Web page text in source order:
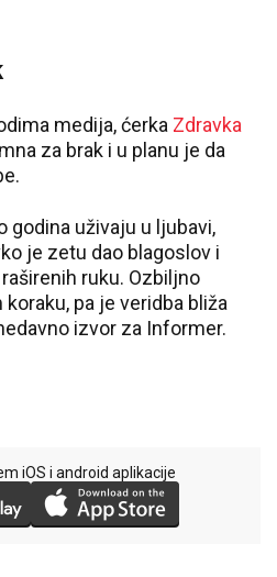
medija, ćerka Zdravka
za brak i u planu je da
godina uživaju u ljubavi,
je zetu dao blagoslov i
ruku. Ozbiljno
pa je veridba bliža
izvor za Informer.
iOS i android aplikacije